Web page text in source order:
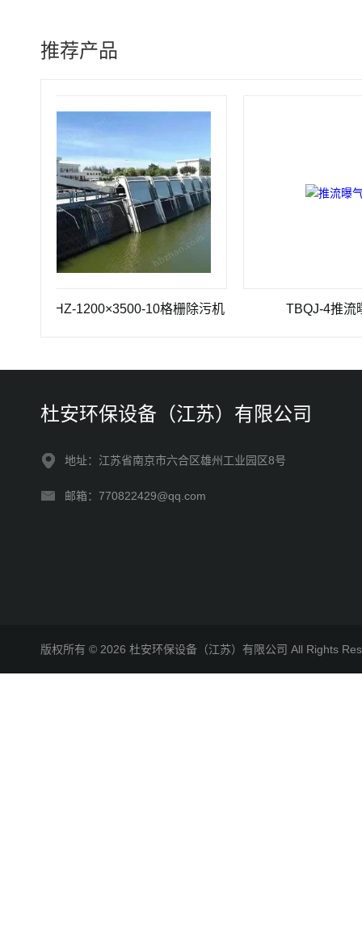
推荐产品
1200×3500-10格栅除污机 TBQJ-4推流曝气机
杜安环保设备（江苏）有限公司
地址：江苏省南京市六合区雄州工业园区8号
邮箱：770822429@qq.com
版权所有 © 2026 杜安环保设备（江苏）有限公司 All Rights